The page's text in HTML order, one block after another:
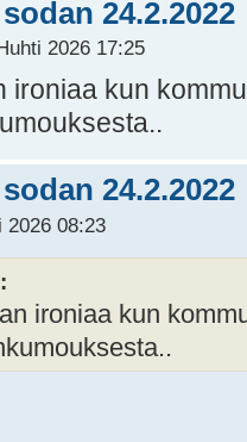
24.2.2022
2026 17:25
ironiaa kun
24.2.2022
08:23
ironiaa kun